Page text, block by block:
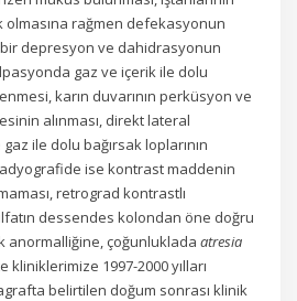
olmasına rağmen defekasyonun
depresyon ve dahidrasyonun
gaz ve içerik ile dolu
karın duvarının perküsyon ve
alınması, direkt lateral
ile dolu bağırsak loplarının
ise kontrast maddenin
retrograd kontrastlı
dessendes kolondan öne doğru
anormalliğine, çoğunlukladaatresia
kliniklerimize 1997-2000 yılları
belirtilen doğum sonrası klinik